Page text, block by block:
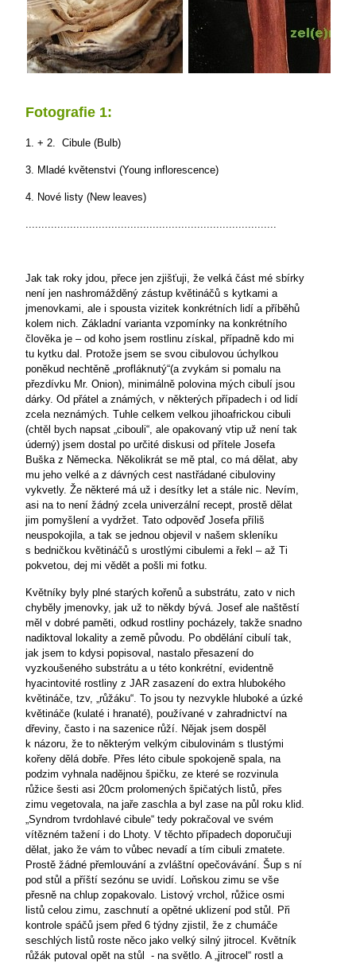
Fotografie 1:
1. + 2. Cibule (Bulb)
3. Mladé květenstvi (Young inflorescence)
4. Nové listy (New leaves)
...............................................................................
Jak tak roky jdou, přece jen zjišťuji, že velká část mé sbírky
není jen nashromážděný zástup květináčů s kytkami a
jmenovkami, ale i spousta vizitek konkrétních lidí a příběhů
kolem nich. Základní varianta vzpomínky na konkrétního
člověka je – od koho jsem rostlinu získal, případně kdo mi
tu kytku dal. Protože jsem se svou cibulovou úchylkou
poněkud nechtěně „profláknutý“(a zvykám si pomalu na
přezdívku Mr. Onion), minimálně polovina mých cibulí jsou
dárky. Od přátel a známých, v některých případech i od lidí
zcela neznámých. Tuhle celkem velkou jihoafrickou cibuli
(chtěl bych napsat „cibouli“, ale opakovaný vtip už není tak
úderný) jsem dostal po určité diskusi od přítele Josefa
Buška z Německa. Několikrát se mě ptal, co má dělat, aby
mu jeho velké a z dávných cest nastřádané cibuloviny
vykvetly. Že některé má už i desítky let a stále nic. Nevím,
asi na to není žádný zcela univerzální recept, prostě dělat
jim pomyšlení a vydržet. Tato odpověď Josefa příliš
neuspokojila, a tak se jednou objevil v našem skleníku
s bedničkou květináčů s urostlými cibulemi a řekl – až Ti
pokvetou, dej mi vědět a pošli mi fotku.
Květníky byly plné starých kořenů a substrátu, zato v nich
chyběly jmenovky, jak už to někdy bývá. Josef ale naštěstí
měl v dobré paměti, odkud rostliny pocházely, takže snadno
nadiktoval lokality a země původu. Po obdělání cibulí tak,
jak jsem to kdysi popisoval, nastalo přesazení do
vyzkoušeného substrátu a u této konkrétní, evidentně
hyacintovité rostliny z JAR zasazení do extra hlubokého
květináče, tzv, „růžáku“. To jsou ty nezvykle hluboké a úzké
květináče (kulaté i hranaté), používané v zahradnictví na
dřeviny, často i na sazenice růží. Nějak jsem dospěl
k názoru, že to některým velkým cibulovinám s tlustými
kořeny dělá dobře. Přes léto cibule spokojeně spala, na
podzim vyhnala nadějnou špičku, ze které se rozvinula
růžice šesti asi 20cm prolomených špičatých listů, přes
zimu vegetovala, na jaře zaschla a byl zase na půl roku klid.
„Syndrom tvrdohlavé cibule“ tedy pokračoval ve svém
vítězném tažení i do Lhoty. V těchto případech doporučuji
dělat, jako že vám to vůbec nevadí a tím cibuli zmatete.
Prostě žádné přemlouvání a zvláštní opečovávání. Šup s ní
pod stůl a příští sezónu se uvidí. Loňskou zimu se vše
přesně na chlup zopakovalo. Listový vrchol, růžice osmi
listů celou zimu, zaschnutí a opětné uklizení pod stůl. Při
kontrole spáčů jsem před 6 týdny zjistil, že z chumáče
seschlých listů roste něco jako velký silný jitrocel. Květník
růžák putoval opět na stůl
- na světlo. A „jitrocel“ rostl a